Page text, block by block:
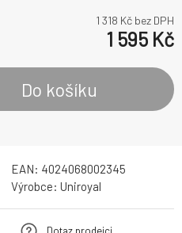
1 318 Kč bez DPH
1 595 Kč
Do košíku
EAN: 4024068002345
Výrobce: Uniroyal